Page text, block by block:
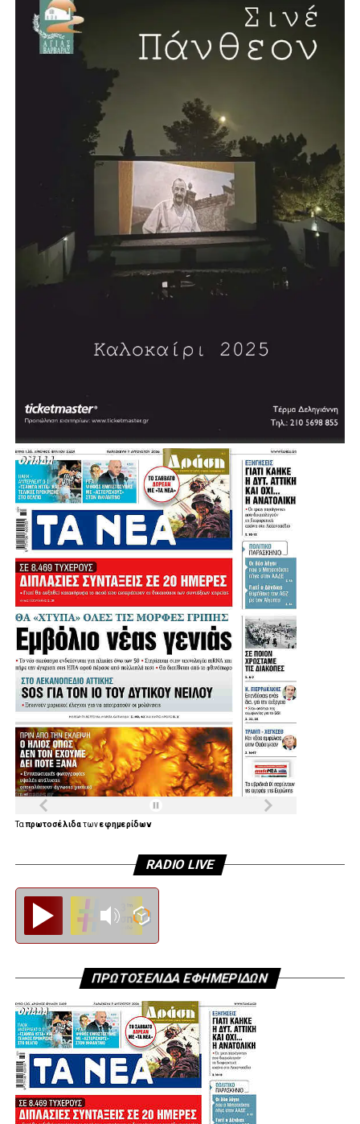
Ταπρωτοσέλιδατωνεφημερίδων
RADIO LIVE
ΠΡΩΤΟΣΕΛΙΔΑ ΕΦΗΜΕΡΙΔΩΝ